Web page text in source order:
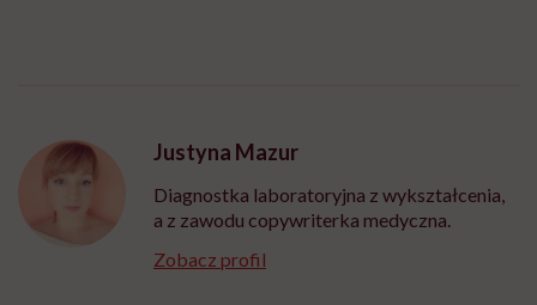
Justyna Mazur
Diagnostka laboratoryjna z wykształcenia,
a z zawodu copywriterka medyczna.
Zobacz profil